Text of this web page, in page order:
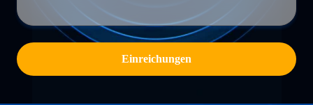
Einreichungen